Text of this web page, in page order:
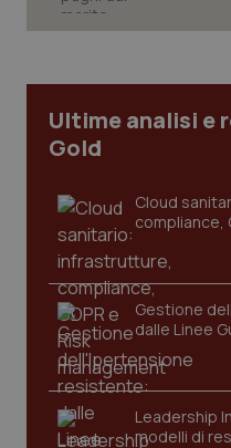
Ultime analisi e
Gold
Cloud
compliance,
Gestione
dalle Linee
Leadership
modelli di
CookieScriptConsent